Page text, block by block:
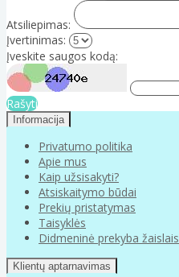
Atsiliepimas:
Įvertinimas:
Įveskite saugos kodą:
Rašyti
Informacija
Privatumo politika
Apie mus
Kaip užsisakyti?
Atsiskaitymo būdai
Prekių pristatymas
Taisyklės
Didmeninė prekyba žaislais
Klientų aptarnavimas